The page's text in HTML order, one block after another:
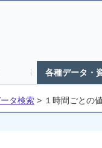
各種データ・
タ検索 > １時間ごとの